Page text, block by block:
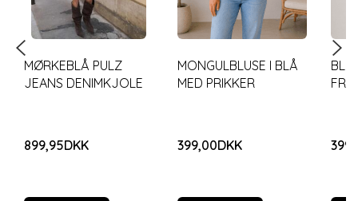
MØRKEBLÅ PULZ
JEANS DENIMKJOLE
899,95DKK
MONGULBLUSE I BLÅ
MED PRIKKER
399,00DKK
FRA